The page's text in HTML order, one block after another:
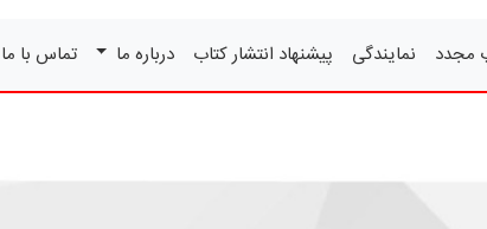
مجدد نمایندگی پیشنهاد انتشار کتاب درباره ما تماس با